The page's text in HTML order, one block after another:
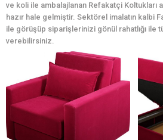
ve koli ile ambalajlanan Refakatçi Koltukları
hazır hale gelmiştir. Sektörel imalatın kalbi
ile görüşüp siparişlerinizi gönül rahatlığı ile
verebilirsiniz.